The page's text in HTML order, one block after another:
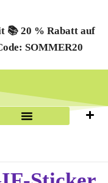
📚 20 % Rabatt auf
SOMMER20